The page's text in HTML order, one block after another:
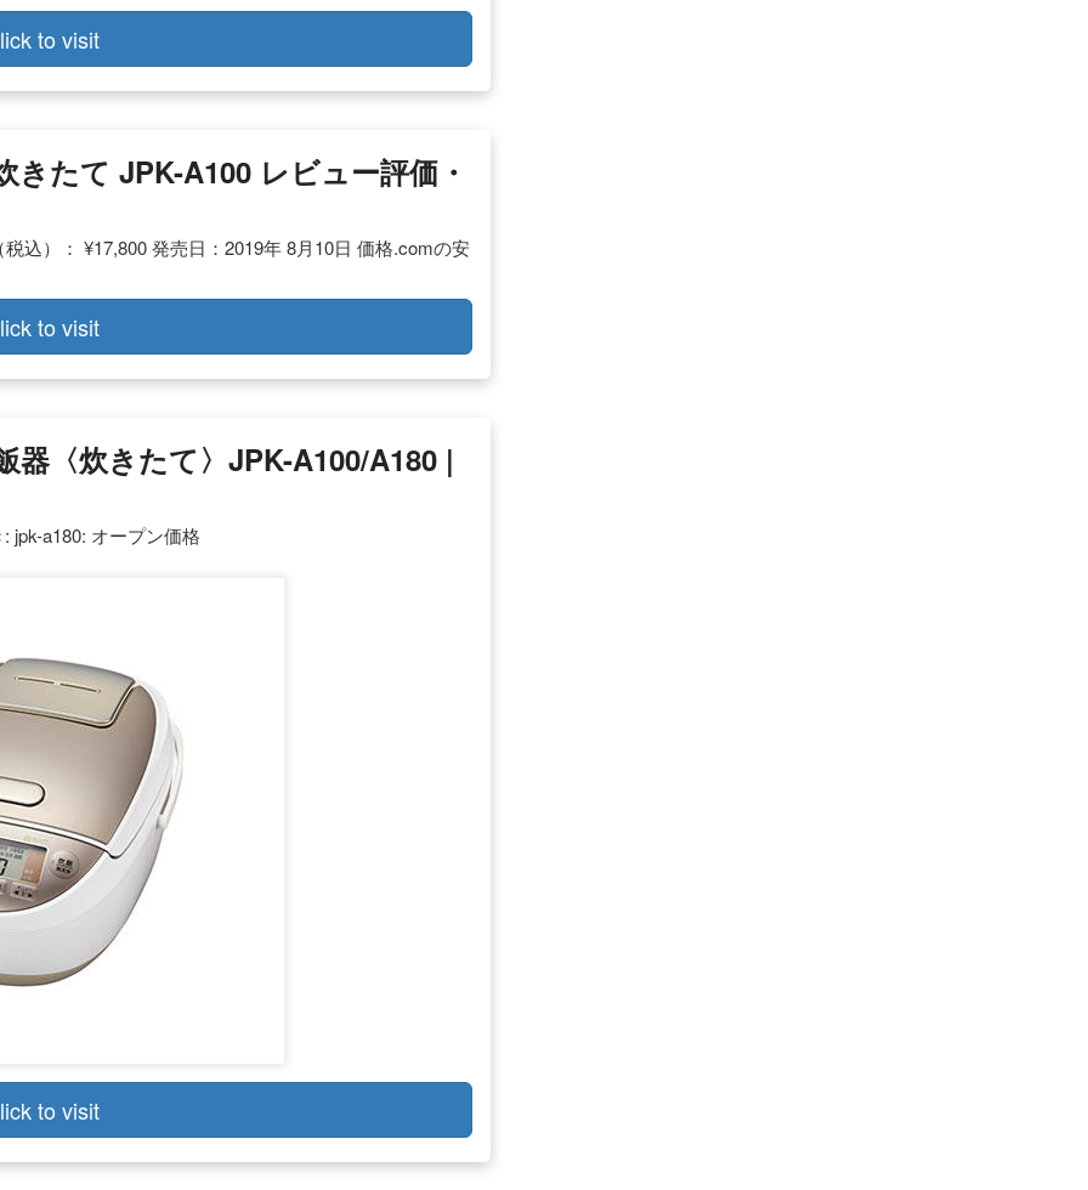
to visit
たて JPK-A100 レビュー評価・
込）： ¥17,800 発売日：2019年 8月10日 価格.comの安
to visit
器〈炊きたて〉JPK-A100/A180 |
jpk-a180: オープン価格
to visit